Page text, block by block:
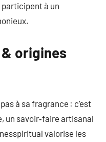
à un
origines
à sa fragrance : c’est
un savoir‑faire artisanal
valorise les